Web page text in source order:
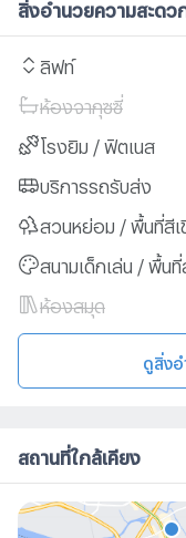
สิ่งอำนวยความสะดว
ลิฟท์
ห้องจากุซซี่
โรงยิม / ฟิตเนส
บริการรถรับส่ง
สวนหย่อม / พื้นที่สีเ
สนามเด็กเล่น / พื้นที่
ห้องสมุด
ดูสิ่งอ
สถานที่ใกล้เคียง